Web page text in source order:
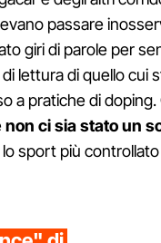
passare
giri di parole per
lettura di quello cui
a pratiche di
non ci sia stato un
lo sport più